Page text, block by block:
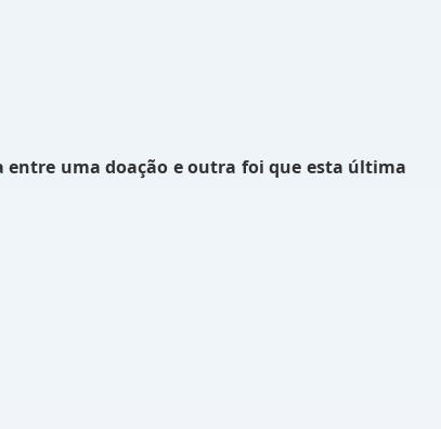
entre uma doação e outra foi que esta última